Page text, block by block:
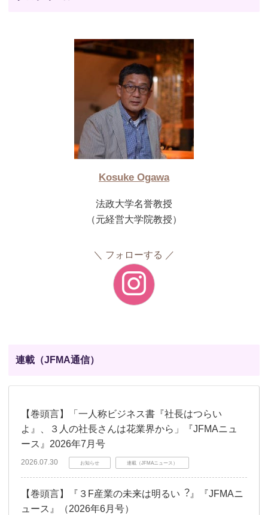
Kosuke Ogawa
法政大学名誉教授
（元経営大学院教授）
フォローする
連載（JFMA通信）
【巻頭言】「一人称ビジネス書『社長はつらい
よ』、３人の社長さんは花業界から」『JFMAニュ
ース』2026年7月号
2026.07.30 お知らせ 連載（JFMAニュース）
【巻頭言】『３F産業の未来は明るい︖』『JFMAニ
ュース』（2026年6月号）